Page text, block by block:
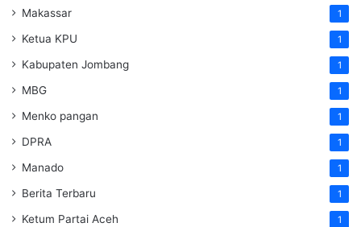
Makassar 1
Ketua KPU 1
Kabupaten Jombang 1
MBG 1
Menko pangan 1
DPRA 1
Manado 1
Berita Terbaru 1
Ketum Partai Aceh 1